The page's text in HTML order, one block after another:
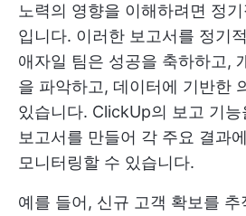
노력의 영향을 이해하려면 정
입니다. 이러한 보고서를 정기
애자일 팀은 성공을 축하하고,
을 파악하고, 데이터에 기반한
있습니다. ClickUp의 보고 기
보고서를 만들어 각 주요 결과
모니터링할 수 있습니다.
예를 들어, 신규 고객 확보를